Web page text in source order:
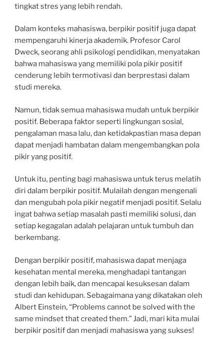
tingkat stres yang lebih rendah.
Dalam konteks mahasiswa, berpikir positif juga dapat
mempengaruhi kinerja akademik. Profesor Carol
Dweck, seorang ahli psikologi pendidikan, menyatakan
bahwa mahasiswa yang memiliki pola pikir positif
cenderung lebih termotivasi dan berprestasi dalam
studi mereka.
Namun, tidak semua mahasiswa mudah untuk berpikir
positif. Beberapa faktor seperti lingkungan sosial,
pengalaman masa lalu, dan ketidakpastian masa depan
dapat menjadi hambatan dalam mengembangkan pola
pikir yang positif.
Untuk itu, penting bagi mahasiswa untuk terus melatih
diri dalam berpikir positif. Mulailah dengan mengenali
dan mengubah pola pikir negatif menjadi positif. Selalu
ingat bahwa setiap masalah pasti memiliki solusi, dan
setiap kegagalan adalah pelajaran untuk tumbuh dan
berkembang.
Dengan berpikir positif, mahasiswa dapat menjaga
kesehatan mental mereka, menghadapi tantangan
dengan lebih baik, dan mencapai kesuksesan dalam
studi dan kehidupan. Sebagaimana yang dikatakan oleh
Albert Einstein, “Problems cannot be solved with the
same mindset that created them.” Jadi, mari kita mulai
berpikir positif dan menjadi mahasiswa yang sukses!